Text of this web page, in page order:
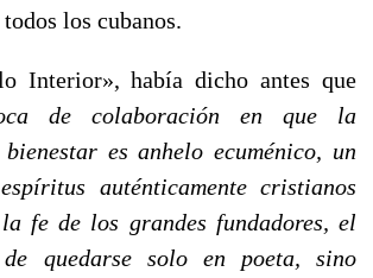
los cubanos.
Interior», había dicho antes que
de colaboración en que la
es anhelo ecuménico, un
auténticamente cristianos
fe de los grandes fundadores, el
quedarse solo en poeta, sino